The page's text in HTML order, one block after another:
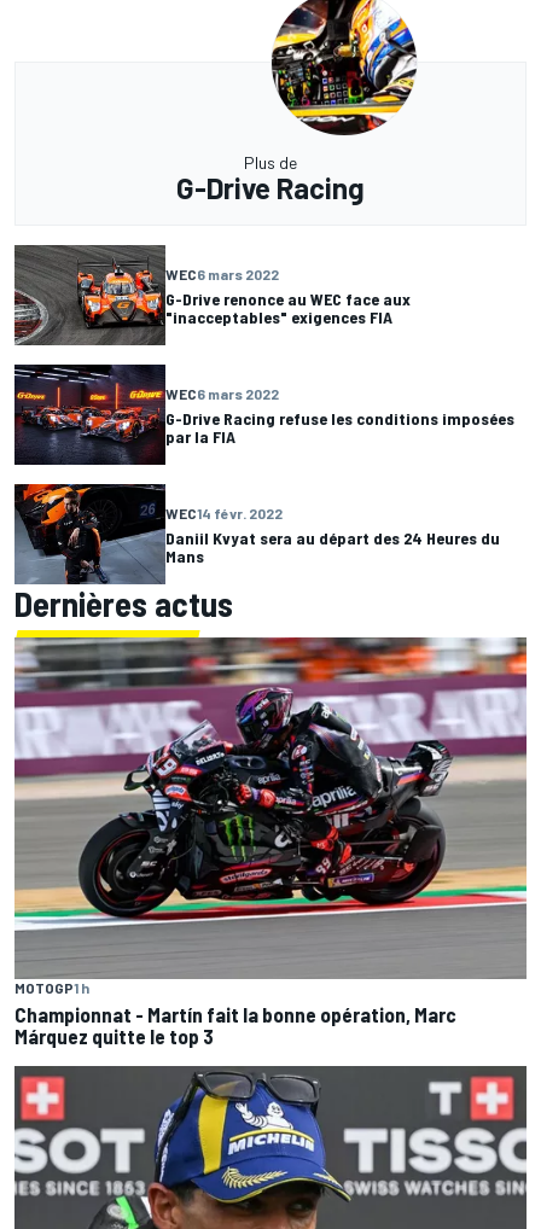
Plus de
G-Drive Racing
WEC6 mars 2022
G-Drive renonce au WEC face aux
"inacceptables" exigences FIA
WEC6 mars 2022
G-Drive Racing refuse les conditions imposées
par la FIA
WEC14 févr. 2022
Daniil Kvyat sera au départ des 24 Heures du
Mans
Dernières actus
MOTOGP1 h
Championnat - Martín fait la bonne opération, Marc
Márquez quitte le top 3